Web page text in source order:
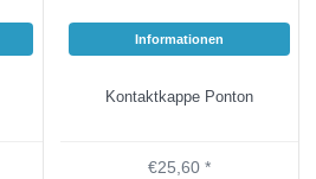
Informationen
Kontaktkappe Ponton
€25,60 *